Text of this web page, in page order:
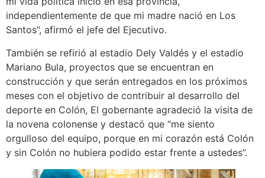
independientemente de que mi madre nació en Los
Santos”, afirmó el jefe del Ejecutivo.
También se refirió al estadio Dely Valdés y el estadio
Mariano Bula, proyectos que se encuentran en
construcción y que serán entregados en los próximos
meses con el objetivo de contribuir al desarrollo del
deporte en Colón, El gobernante agradeció la visita de
la novena colonense y destacó que “me siento
orgulloso del equipo, porque en mi corazón está Colón
y sin Colón no hubiera podido estar frente a ustedes”.